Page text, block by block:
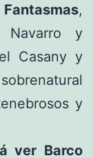
,
Navarro y
Casany y
y
ver Barco